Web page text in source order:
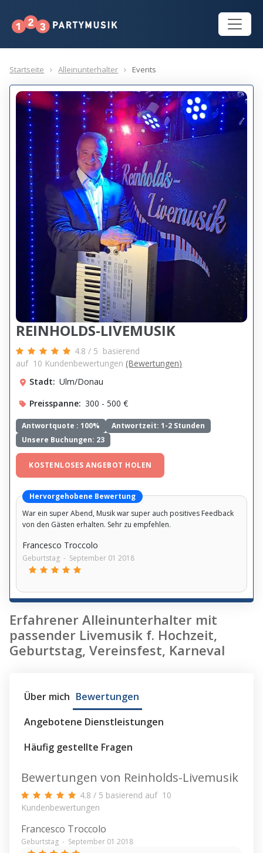
Startseite Alleinunterhalter Events
REINHOLDS-LIVEMUSIK
4.8 / 5 basierend
auf 10 Kundenbewertungen (Bewertungen)
Stadt: Ulm/Donau
Preisspanne: 300 - 500 €
Antwortquote :100%
Antwortzeit: 1-2 Stunden
Unsere Buchungen: 23
KOSTENLOSES ANGEBOT HOLEN
Hervorgehobene Bewertung
War ein super Abend, Musik war super auch positives Feedback
von den Gästen erhalten. Sehr zu empfehlen.
Francesco Troccolo
Geburtstag - September 01 2018
Erfahrener Alleinunterhalter mit
passender Livemusik f. Hochzeit,
Geburtstag, Vereinsfest, Karneval
Über mich Bewertungen
Angebotene Dienstleistungen
Häufig gestellte Fragen
Bewertungen von Reinholds-Livemusik
4.8 / 5 basierend auf 10
Kundenbewertungen
Francesco Troccolo
Geburtstag - September 01 2018